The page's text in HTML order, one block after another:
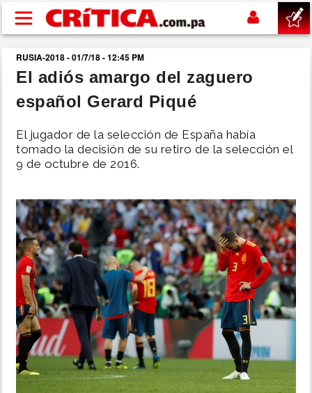
Pasar al contenido principal
buscar
SUCESOS
NACIONAL
SHOW
DEPORTES
MUNDO
INSÓLITAS
MULTIMEDIA
RUSIA-2018 - 01/7/18 - 12:45 PM
El adiós amargo del zaguero
español Gerard Piqué
El jugador de la selección de España había
tomado la decisión de su retiro de la selección el
9 de octubre de 2016.